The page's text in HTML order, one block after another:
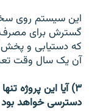
این سیستم روی
گسترش برای مصرف
که دستیابی و پخش
آن یک سال وقت
۳) آیا این پروژه
دسترسی خواهد